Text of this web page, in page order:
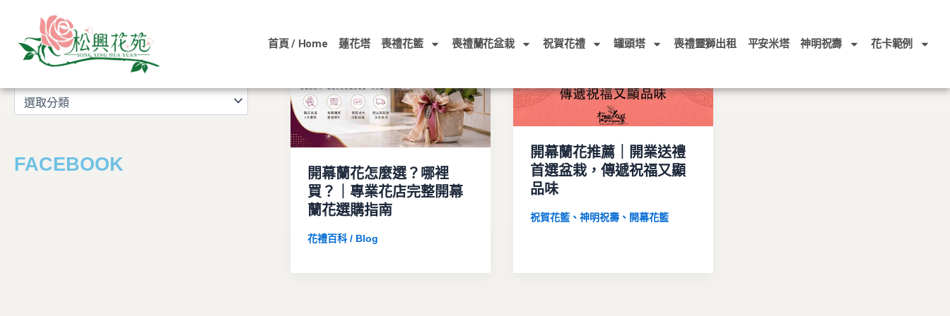
首頁 / Home 蓮花塔 喪禮花籃 喪禮蘭花盆栽 祝賀花禮 罐頭塔 喪禮靈獅出租 平安米塔 神明祝壽 花卡範例
文章分類
類
FACEBOOK
開幕蘭花怎麼選？哪裡
買？｜專業花店完整開幕
蘭花選購指南
花禮百科 / Blog
開幕蘭花推薦｜開業送禮
首選盆栽，傳遞祝福又顯
品味
祝賀花籃、神明祝壽、開幕花籃